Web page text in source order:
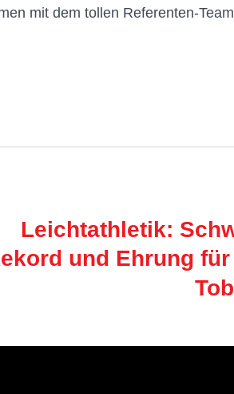
mit dem tollen Referenten-
Leichtathletik:
und Ehrung